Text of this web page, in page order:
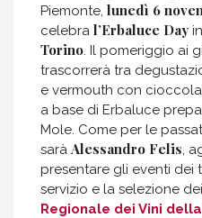
Piemonte, lunedì 6
celebra l’Erbaluce Day
Torino. Il pomeriggio ai
trascorrerà tra
e vermouth con
a base di Erbaluce
Mole. Come per le
sarà Alessandro Felis,
presentare gli eventi dei
servizio e la selezione
Regionale dei Vini